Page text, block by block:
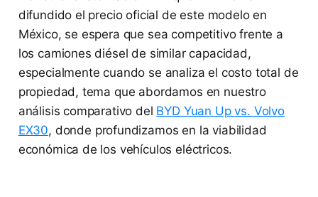
difundido el precio oficial de este modelo en
México, se espera que sea competitivo frente a
los camiones diésel de similar capacidad,
especialmente cuando se analiza el costo total de
propiedad, tema que abordamos en nuestro
análisis comparativo del BYD Yuan Up vs. Volvo
EX30, donde profundizamos en la viabilidad
económica de los vehículos eléctricos.